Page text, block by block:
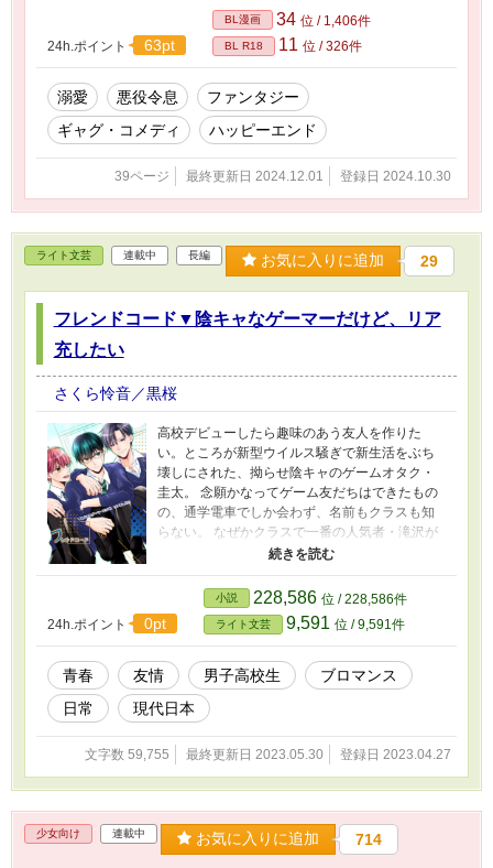
24h.ポイント 63pt
BL漫画 34 位 / 1,406件
BL R18 11 位 / 326件
溺愛 悪役令息
ファンタジー
ギャグ・コメディ
ハッピーエンド
39ページ 最終更新日 2024.12.01 登録日 2024.10.30
ライト文芸 連載中 長編 お気に入りに追加 29
フレンドコード▼陰キャなゲーマーだけど、リア
充したい
さくら怜音／黒桜
高校デビューしたら趣味のあう友人を作りた
い。ところが新型ウイルス騒ぎで新生活をぶち
壊しにされた、拗らせ陰キャのゲームオタク・
圭太。 念願かなってゲーム友だちはできたもの
の、通学電車でしか会わず、名前もクラスも知
らない。 なぜかクラスで一番の人気者・滝沢が
絡んできたり、取り巻きにねたまれたり、ネッ
だらけ。 乗り切るために必要なのは――本物の
「フレンド」。 令和のマスク社会で生きる高校
生たちの、フィルターがかった友情と恋。 ※別
サイトにある同タイトル作とは展開が異なる改
稿版です。 ※恋愛話は異性愛・同性愛ごちゃま
ぜ。青春ラブコメ風味。 ※表紙をまんが同人誌
版に変更しました。ついでにタイトルも同人誌
24h.ポイント 0pt
小説 228,586 位 / 228,586件
ライト文芸 9,591 位 / 9,591件
青春 友情 男子高校生
ブロマンス
日常
現代日本
文字数 59,755 最終更新日 2023.05.30 登録日 2023.04.27
少女向け 連載中 お気に入りに追加 714